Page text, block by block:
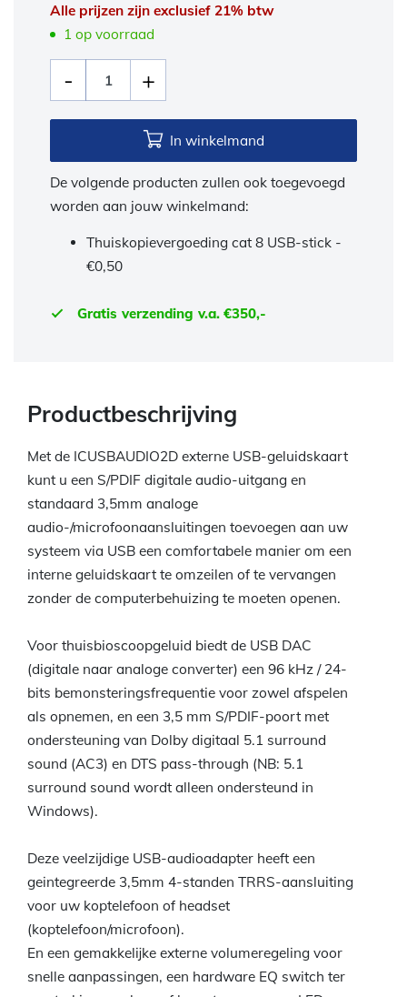
Alle prijzen zijn exclusief 21% btw
1 op voorraad
In winkelmand
De volgende producten zullen ook toegevoegd
worden aan jouw winkelmand:
Thuiskopievergoeding cat 8 USB-stick -
€0,50
Gratis verzending v.a. €350,-
Productbeschrijving
Met de ICUSBAUDIO2D externe USB-geluidskaart
kunt u een S/PDIF digitale audio-uitgang en
standaard 3,5mm analoge
audio-/microfoonaansluitingen toevoegen aan uw
systeem via USB een comfortabele manier om een
interne geluidskaart te omzeilen of te vervangen
zonder de computerbehuizing te moeten openen.
Voor thuisbioscoopgeluid biedt de USB DAC
(digitale naar analoge converter) een 96 kHz / 24-
bits bemonsteringsfrequentie voor zowel afspelen
als opnemen, en een 3,5 mm S/PDIF-poort met
ondersteuning van Dolby digitaal 5.1 surround
sound (AC3) en DTS pass-through (NB: 5.1
surround sound wordt alleen ondersteund in
Windows).
Deze veelzijdige USB-audioadapter heeft een
geintegreerde 3,5mm 4-standen TRRS-aansluiting
voor uw koptelefoon of headset
(koptelefoon/microfoon).
En een gemakkelijke externe volumeregeling voor
snelle aanpassingen, een hardware EQ switch ter